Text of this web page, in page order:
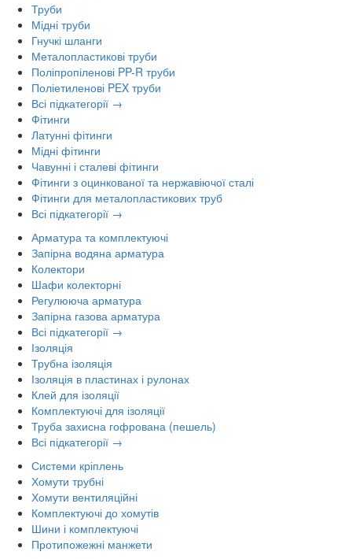
Труби
Мідні труби
Гнучкі шланги
Металопластикові труби
Поліпропіленові PP-R труби
Поліетиленові PEX труби
Всі підкатегорії →
Фітинги
Латунні фітинги
Мідні фітинги
Чавунні і сталеві фітинги
Фітинги з оцинкованої та нержавіючої сталі
Фітинги для металопластикових труб
Всі підкатегорії →
Арматура та комплектуючі
Запірна водяна арматура
Колектори
Шафи колекторні
Регулююча арматура
Запірна газова арматура
Всі підкатегорії →
Ізоляція
Трубна ізоляція
Ізоляція в пластинах і рулонах
Клей для ізоляції
Комплектуючі для ізоляції
Труба захисна гофрована (пешель)
Всі підкатегорії →
Системи кріплень
Хомути трубні
Хомути вентиляційні
Комплектуючі до хомутів
Шини і комплектуючі
Протипожежні манжети